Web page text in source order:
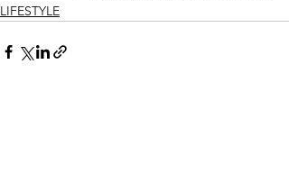
LIFESTYLE